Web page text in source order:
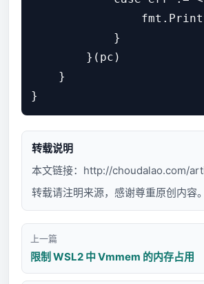
            }
        }(pc)
    }
转载说明
本文链接： http://choudalao.com/
转载请注明来源，感谢尊重原创内容。
上一篇
限制 WSL2 中 Vmmem 的内存占用